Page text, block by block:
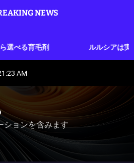
NEWS
ルルシアは実質3ヶ月分のお試し
:24 AM
ションを含みます